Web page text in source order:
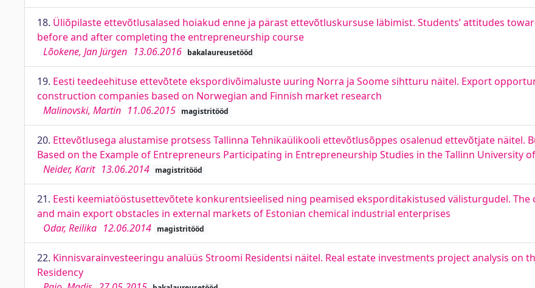
18. Üliõpilaste ettevõtlusalased hoiakud enne ja pärast ettevõtluskursuse läbimist. Students’ attitudes
before and after completing the entrepreneurship course
Lõokene, Jan Jürgen 13.06.2016 bakalaureusetööd
19. Eesti teedeehituse ettevõtete ekspordivõimaluste uuring Norra ja Soome sihtturu näitel. Export
construction companies based on Norwegian and Finnish market research
Malinovski, Martin 11.06.2015 magistritööd
20. Ettevõtlusega alustamise protsess Tallinna Tehnikaülikooli ettevõtlusõppes osalenud ettevõtjate näitel.
Based on the Example of Entrepreneurs Participating in Entrepreneurship Studies in the Tallinn University
Neider, Karit 13.06.2014 magistritööd
21. Eesti keemiatööstusettevõtete konkurentsieelised ning peamised eksporditakistused välisturgudel. The
and main export obstacles in external markets of Estonian chemical industrial enterprises
Odar, Reilika 12.06.2014 magistritööd
22. Kinnisvarainvesteeringu analüüs Stroomi Residentsi näitel. Real estate investments project analysis on
Residency